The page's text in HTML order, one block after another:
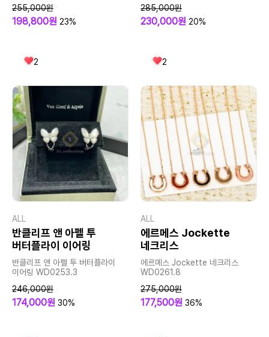
255,000원
198,800원 23%
2
285,000원
230,000원 20%
2
ALL
반클리프 앤 아펠 투
버터플라이 이어링
반클리프 앤 아펠 투 버터플라이
이어링 WD0253.3
246,000원
174,000원 30%
ALL
에르메스 Jockette
네크리스
에르메스 Jockette 네크리스
WD0261.8
275,000원
177,500원 36%